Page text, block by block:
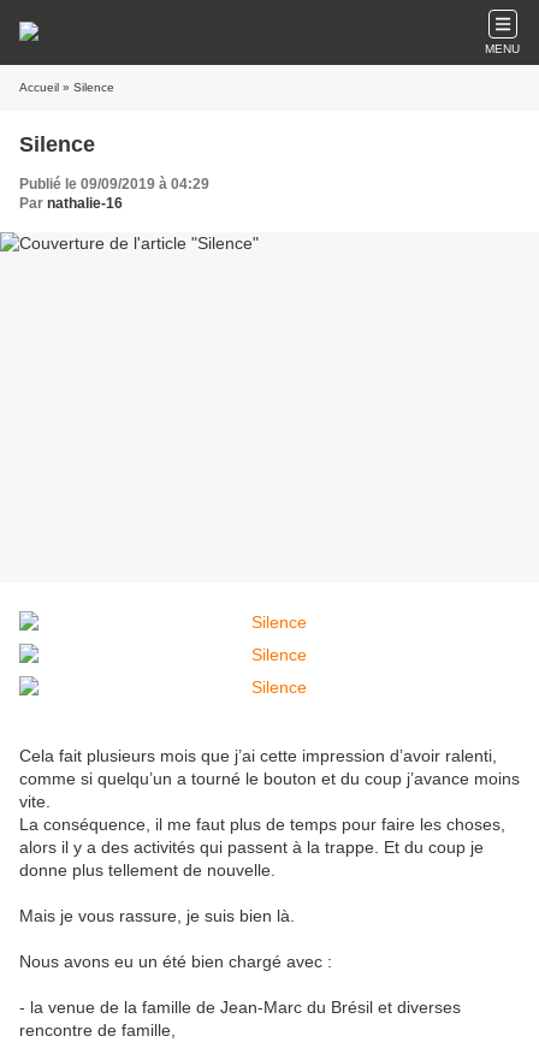
MENU
Accueil » Silence
Silence
Publié le 09/09/2019 à 04:29
Par nathalie-16
Cela fait plusieurs mois que j’ai cette impression d’avoir ralenti,
comme si quelqu’un a tourné le bouton et du coup j’avance moins
vite.
La conséquence, il me faut plus de temps pour faire les choses,
alors il y a des activités qui passent à la trappe. Et du coup je
donne plus tellement de nouvelle.
Mais je vous rassure, je suis bien là.
Nous avons eu un été bien chargé avec :
- la venue de la famille de Jean-Marc du Brésil et diverses
rencontre de famille,